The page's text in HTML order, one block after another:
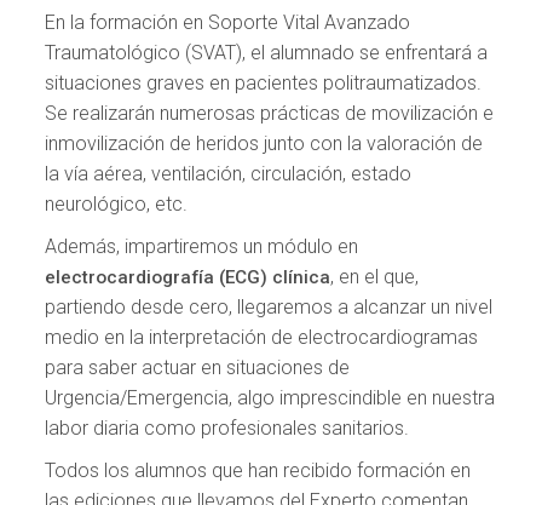
En la formación en Soporte Vital Avanzado
Traumatológico (SVAT), el alumnado se enfrentará a
situaciones graves en pacientes politraumatizados.
Se realizarán numerosas prácticas de movilización e
inmovilización de heridos junto con la valoración de
la vía aérea, ventilación, circulación, estado
neurológico, etc.
Además, impartiremos un módulo en
electrocardiografía (ECG) clínica, en el que,
partiendo desde cero, llegaremos a alcanzar un nivel
medio en la interpretación de electrocardiogramas
para saber actuar en situaciones de
Urgencia/Emergencia, algo imprescindible en nuestra
labor diaria como profesionales sanitarios.
Todos los alumnos que han recibido formación en